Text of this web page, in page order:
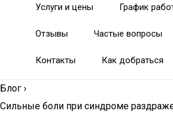
Услуги и цены График
Отзывы Частые вопросы
Контакты Как добраться
Блог ›
Сильные боли при синдроме